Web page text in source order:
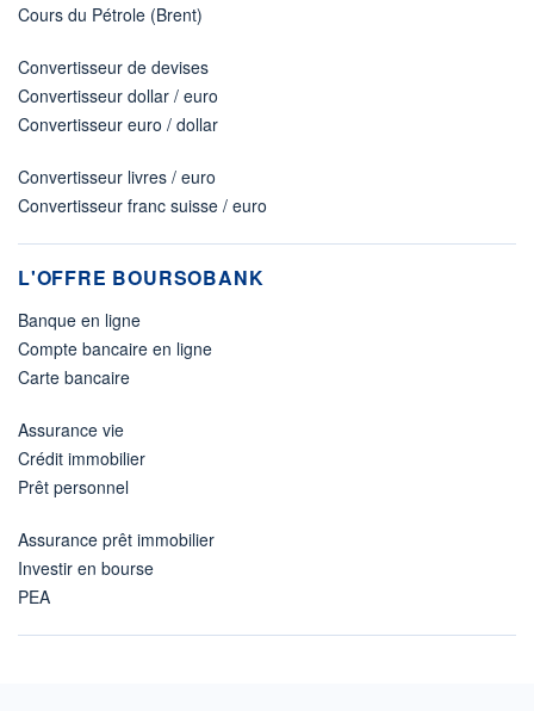
Cours du Pétrole (Brent)
Convertisseur de devises
Convertisseur dollar / euro
Convertisseur euro / dollar
Convertisseur livres / euro
Convertisseur franc suisse / euro
L'OFFRE BOURSOBANK
Banque en ligne
Compte bancaire en ligne
Carte bancaire
Assurance vie
Crédit immobilier
Prêt personnel
Assurance prêt immobilier
Investir en bourse
PEA